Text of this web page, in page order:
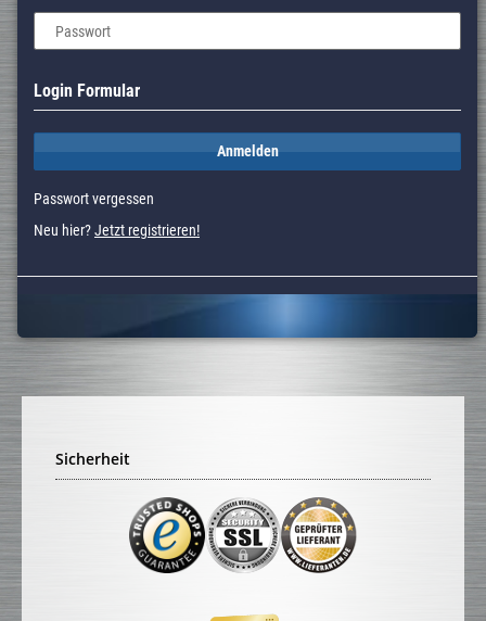
Passwort
Login Formular
Anmelden
Passwort vergessen
Neu hier?Jetzt registrieren!
Sicherheit